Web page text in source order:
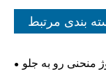
بندی مرتبط
منحنی رو به جلو